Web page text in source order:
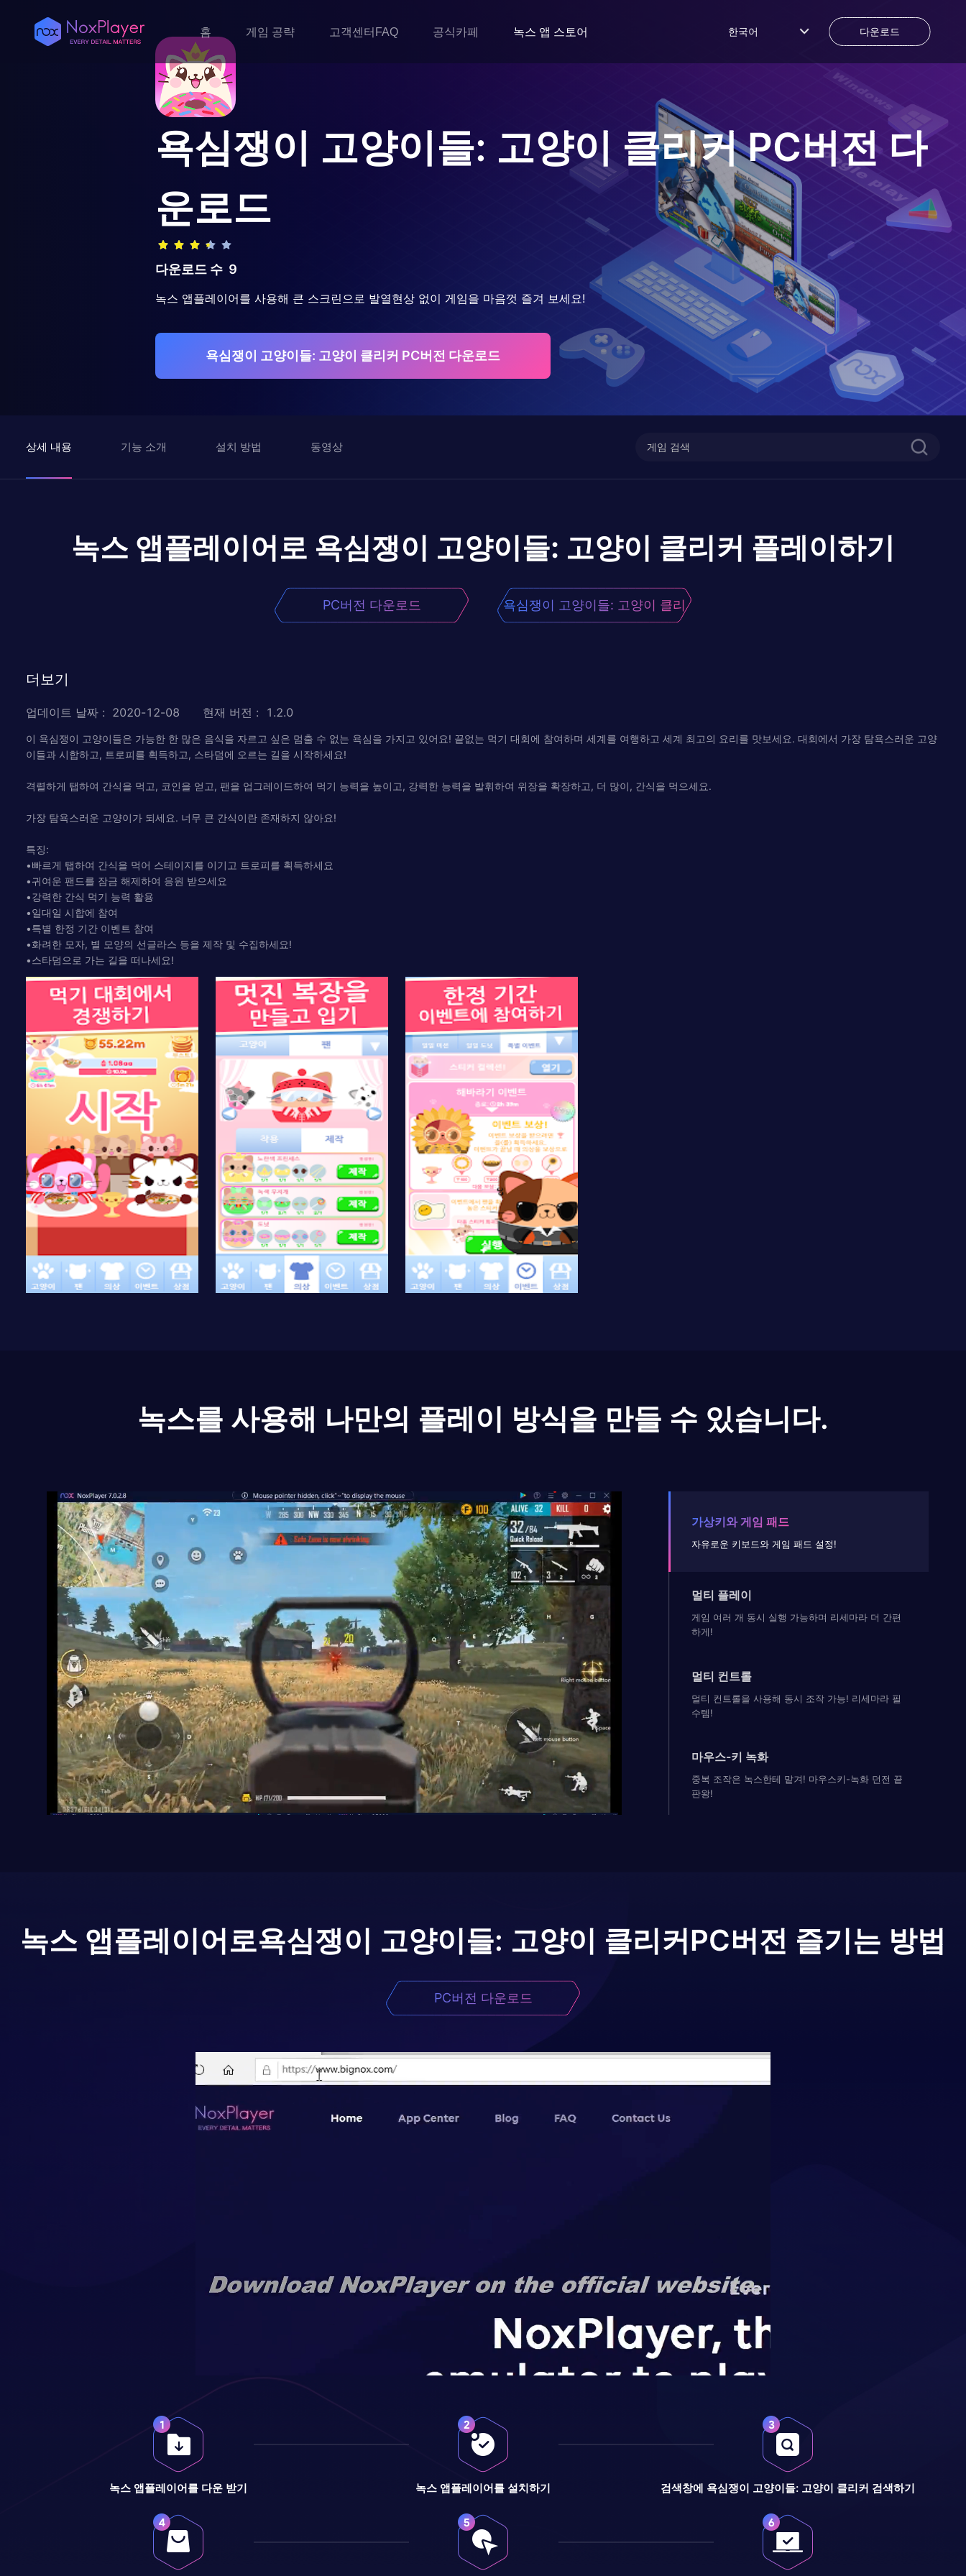
홈 게임 공략 고객센터FAQ 공식카페 녹스 앱 스토어 한국어 다운로드
욕심쟁이 고양이들: 고양이 클리커PC버전 다
운로드
다운로드 수 9
녹스 앱플레이어를 사용해 큰 스크린으로 발열현상 없이 게임을 마음껏 즐겨 보세요!
욕심쟁이 고양이들: 고양이 클리커 PC버전 다운로드
상세 내용 기능 소개 설치 방법 동영상
녹스 앱플레이어로 욕심쟁이 고양이들: 고양이 클리커 플레이하기
PC버전 다운로드 욕심쟁이 고양이들: 고양이 클리
더보기
업데이트 날짜 : 2020-12-08 현재 버전 : 1.2.0
이 욕심쟁이 고양이들은 가능한 한 많은 음식을 자르고 싶은 멈출 수 없는 욕심을 가지고 있어요! 끝없는 먹기 대회에 참여하며 세계를 여행하고 세계 최고의 요리를 맛보세요. 대회에서 가장 탐욕스러운 고양
이들과 시합하고, 트로피를 획득하고, 스타덤에 오르는 길을 시작하세요!
격렬하게 탭하여 간식을 먹고, 코인을 얻고, 팬을 업그레이드하여 먹기 능력을 높이고, 강력한 능력을 발휘하여 위장을 확장하고, 더 많이, 간식을 먹으세요.
가장 탐욕스러운 고양이가 되세요. 너무 큰 간식이란 존재하지 않아요!
특징:
•빠르게 탭하여 간식을 먹어 스테이지를 이기고 트로피를 획득하세요
•귀여운 팬드를 잠금 해제하여 응원 받으세요
•강력한 간식 먹기 능력 활용
•일대일 시합에 참여
•특별 한정 기간 이벤트 참여
•화려한 모자, 별 모양의 선글라스 등을 제작 및 수집하세요!
•스타덤으로 가는 길을 떠나세요!
녹스를 사용해 나만의 플레이 방식을 만들 수 있습니다.
가상키와 게임 패드
자유로운 키보드와 게임 패드 설정!
멀티 플레이
게임 여러 개 동시 실행 가능하며 리세마라 더 간편
하게!
멀티 컨트롤
멀티 컨트롤을 사용해 동시 조작 가능! 리세마라 필
수템!
마우스-키 녹화
중복 조작은 녹스한테 맡겨! 마우스키-녹화 던전 끝
판왕!
녹스 앱플레이어로욕심쟁이 고양이들: 고양이 클리커PC버전 즐기는 방법
PC버전 다운로드
녹스 앱플레이어를 다운 받기 녹스 앱플레이어를 설치하기 검색창에 욕심쟁이 고양이들: 고양이 클리커 검색하기